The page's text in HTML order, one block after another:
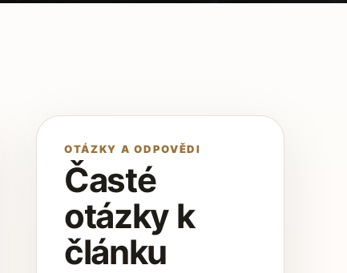
OTÁZKY A ODPOVĚDI
Časté
otázky k
článku